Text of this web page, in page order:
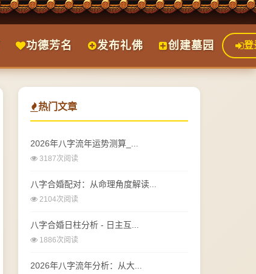
功德芳名 发布礼佛 创建墓园 登
热门文章
2026年八字流年运势测算_...
3187次阅读
八字合婚配对：从命理角度解读...
2104次阅读
八字合婚日柱分析 - 日主互...
1886次阅读
2026年八字流年分析：从大...